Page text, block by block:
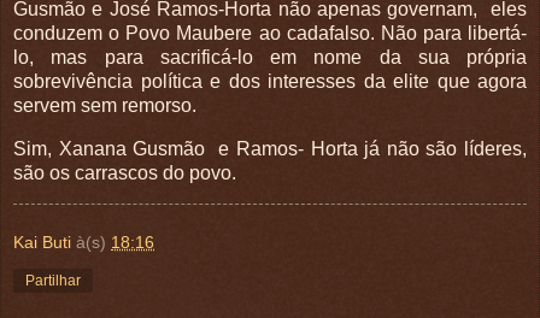
Gusmão e José Ramos-Horta não apenas governam, eles
conduzem o Povo Maubere ao cadafalso. Não para libertá-
lo, mas para sacrificá-lo em nome da sua própria
sobrevivência política e dos interesses da elite que agora
servem sem remorso.
Sim, Xanana Gusmão e Ramos- Horta já não são líderes,
são os carrascos do povo.
Kai Buti à(s) 18:16
Partilhar